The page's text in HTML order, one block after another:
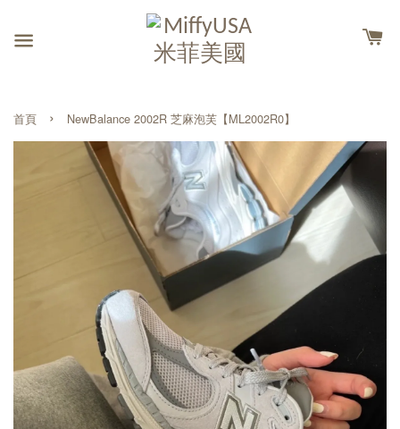
首頁 › NewBalance 2002R 芝麻泡芙【ML2002R0】